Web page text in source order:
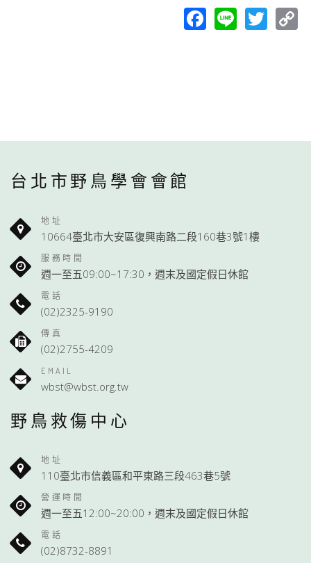
Facebook
Line
台北市野鳥學會會館
地址
10664臺北市大安區復興南路二段160巷3號1樓
服務時間
週一至五09:00~17:30，週末及國定假日休館
電話
(02)2325-9190
傳真
(02)2755-4209
EMAIL
wbst@wbst.org.tw
野鳥救傷中心
地址
110臺北市信義區和平東路三段463巷5號
營運時間
週一至五12:00~20:00，週末及國定假日休館
電話
(02)8732-8891